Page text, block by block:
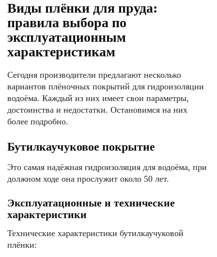
Виды плёнки для пруда:
правила выбора по
эксплуатационным
характеристикам
Сегодня производители предлагают несколько
вариантов плёночных покрытий для гидроизоляции
водоёма. Каждый из них имеет свои параметры,
достоинства и недостатки. Остановимся на них
более подробно.
Бутилкаучуковое покрытие
Это самая надёжная гидроизоляция для водоёма, при
должном ходе она прослужит около 50 лет.
Эксплуатационные и технические
характеристики
Технические характеристики бутилкаучуковой
плёнки: